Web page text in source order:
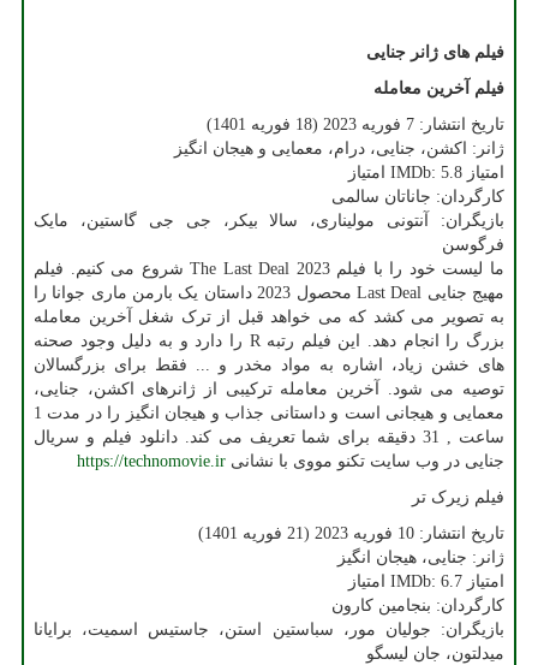
فیلم های ژانر جنایی
فیلم آخرین معامله
تاریخ انتشار: 7 فوریه 2023 (18 فوریه 1401)
ژانر: اکشن، جنایی، درام، معمایی و هیجان انگیز
امتیاز IMDb: 5.8 امتیاز
کارگردان: جاناتان سالمی
بازیگران: آنتونی مولیناری، سالا بیکر، جی جی گاستین، مایک
فرگوسن
ما لیست خود را با فیلم 2023
The Last Deal شروع می کنیم. فیلم
مهیج جنایی Last Deal
محصول 2023 داستان یک بارمن ماری جوانا را
به تصویر می کشد که می خواهد قبل از ترک شغل آخرین معامله
بزرگ را انجام دهد. این فیلم رتبه R را دارد و به دلیل وجود صحنه
های خشن زیاد، اشاره به مواد مخدر و ... فقط برای بزرگسالان
توصیه می شود. آخرین معامله ترکیبی از ژانرهای اکشن، جنایی،
معمایی و هیجانی است و داستانی جذاب و هیجان انگیز را در مدت 1
ساعت , 31 دقیقه برای شما تعریف می کند. دانلود فیلم و سریال
جنایی در وب سایت تکنو مووی با نشانی https://technomovie.ir
فیلم زیرک تر
تاریخ انتشار: 10 فوریه 2023 (21 فوریه 1401)
ژانر: جنایی، هیجان انگیز
امتیاز IMDb: 6.7 امتیاز
کارگردان: بنجامین کارون
بازیگران: جولیان مور، سباستین استن، جاستیس اسمیت، برایانا
میدلتون، جان لیسگو